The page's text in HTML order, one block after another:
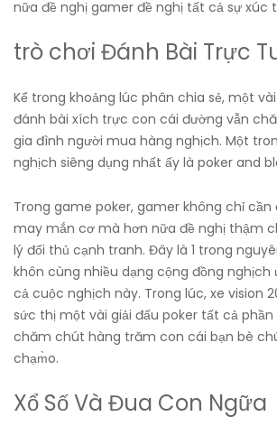
nữa đề nghị gamer đề nghị tất cả sự xúc
trò chơi Đánh Bài Trực
Kể trong khoảng lúc phân chia sẻ, một
đánh bài xích trực con cái đường vẫn
gia đình người mua hàng nghịch. Một
nghịch siêng dụng nhất ấy là poker and
Trong game poker, gamer không chỉ cần
may mắn cơ mà hơn nữa đề nghị thậm
lý đối thủ cạnh tranh. Đây là 1 trong
khôn cùng nhiều dạng cộng đồng
cả cuộc nghịch này. Trong lúc, xe vision
sức thị một vài giải đấu poker tất cả
chăm chút hàng trăm con cái bạn bè
chạm̀o.
Xổ Số Và Đua Con Ngữa